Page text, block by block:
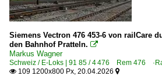
Siemens Vectron 476 453-6 von railCare
den Bahnhof Pratteln. 
Markus Wagner
Schweiz / E-Loks | 91 85 / 4 476 Rem 476
 109 1200x800 Px, 20.04.2026 